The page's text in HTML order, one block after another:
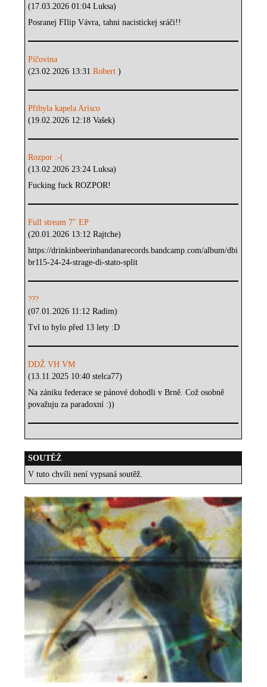
(17.03.2026 01:04 Luksa)
Posranej FIlip Vávra, tahni nacistickej sráči!!
Píčovina
(23.02.2026 13:31Robert)
Přibyla kapela Arisco
(19.02.2026 12:18 Vašek)
Rozpor :-(
(13.02.2026 23:24 Luksa)
Fucking fuck ROZPOR!
Full stream 7" EP
(20.01.2026 13:12 Rajtche)
https://drinkinbeerinbandanarecords.bandcamp.com/album/dbi
br115-24-24-strage-di-stato-split
???
(07.01.2026 11:12 Radim)
Tvl to bylo před 13 lety :D
DDŽ VH VM
(13.11.2025 10:40 stelca77)
Na zániku federace se pánové dohodli v Brně. Což osobně
považuju za paradoxní :))
SOUTĚŽ
V tuto chvíli není vypsaná soutěž.